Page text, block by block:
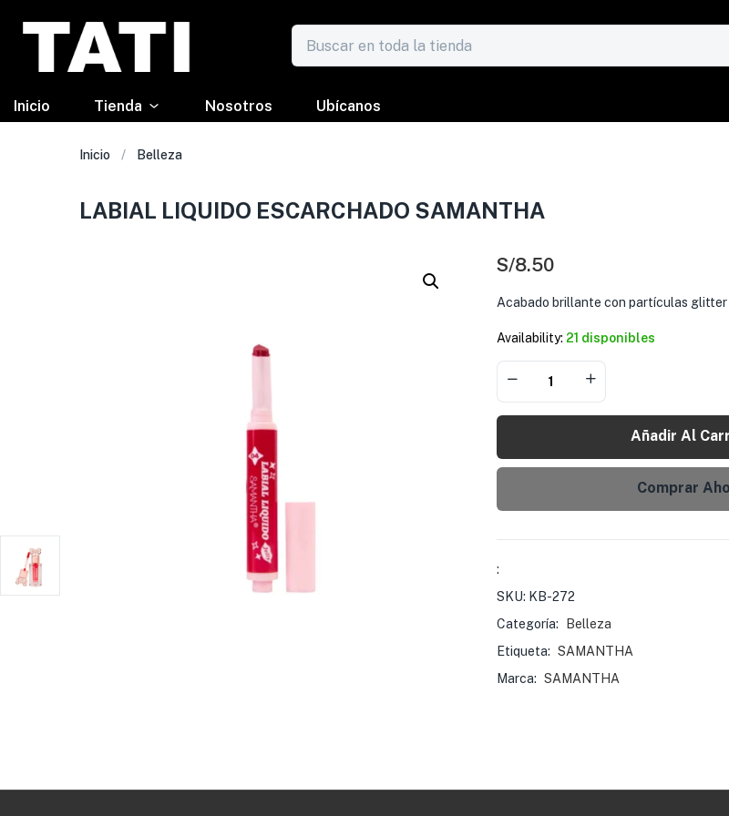
Inicio Tienda Nosotros Ubícanos
Inicio Belleza
LABIAL LIQUIDO ESCARCHADO SAMANTHA
S/8.50
Acabado brillante con partículas glitter
Availability: 21 disponibles
Añadir Al
Comprar
:
SKU: KB-272
Categoría:
Belleza
Etiqueta: SAMANTHA
Marca: SAMANTHA